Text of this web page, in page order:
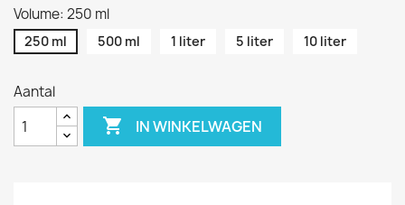
Volume: 250 ml
250 ml 500 ml 1 liter 5 liter 10 liter
Aantal
 IN WINKELWAGEN